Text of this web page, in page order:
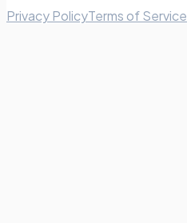
Privacy PolicyTerms of Service